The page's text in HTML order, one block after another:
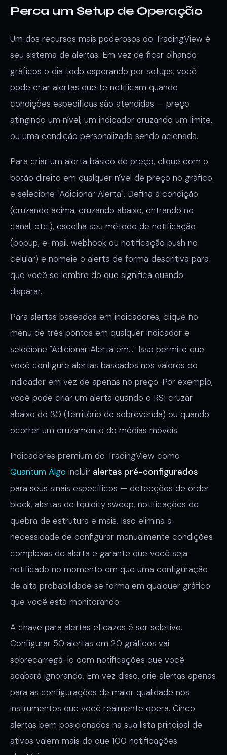
Perca um Setup de Operação
Um dos recursos mais poderosos do TradingView é
seu sistema de alertas. Em vez de ficar olhando
gráficos o dia todo esperando por setups, você
pode criar alertas que te notificam quando
condições específicas são atendidas — preço
atingindo um nível, um indicador cruzando um limite,
ou uma condição personalizada sendo acionada.
Para criar um alerta básico de preço, clique com o
botão direito em qualquer nível de preço no gráfico
e selecione "Adicionar Alerta". Defina a condição
(cruzando acima, cruzando abaixo, entrando no
canal, etc.), escolha seu método de notificação
(popup, e-mail, webhook ou notificação push no
celular) e nomeie o alerta de forma descritiva para
que você se lembre do que significa quando
disparar.
Para alertas baseados em indicadores, clique no
menu de três pontos em qualquer indicador e
selecione "Adicionar Alerta em..." Isso permite que
você configure alertas baseados nos valores do
indicador em vez de apenas no preço. Por exemplo,
você pode criar um alerta quando o RSI cruzar
abaixo de 30 (território de sobrevenda) ou quando
ocorrer um cruzamento de médias móveis.
Indicadores premium do TradingView como
Quantum Algo incluir alertas pré-configurados
para seus sinais específicos — detecções de order
block, alertas de liquidity sweep, notificações de
quebra de estrutura e mais. Isso elimina a
necessidade de configurar manualmente condições
complexas de alerta e garante que você seja
notificado no momento em que uma configuração
de alta probabilidade se forma em qualquer gráfico
que você está monitorando.
A chave para alertas eficazes é ser seletivo.
Configurar 50 alertas em 20 gráficos vai
sobrecarregá-lo com notificações que você
acabará ignorando. Em vez disso, crie alertas apenas
para as configurações de maior qualidade nos
instrumentos que você realmente opera. Cinco
alertas bem posicionados na sua lista principal de
ativos valem mais do que 100 notificações